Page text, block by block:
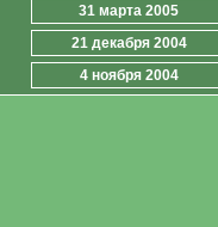
31 марта 2005
21 декабря 2004
4 ноября 2004